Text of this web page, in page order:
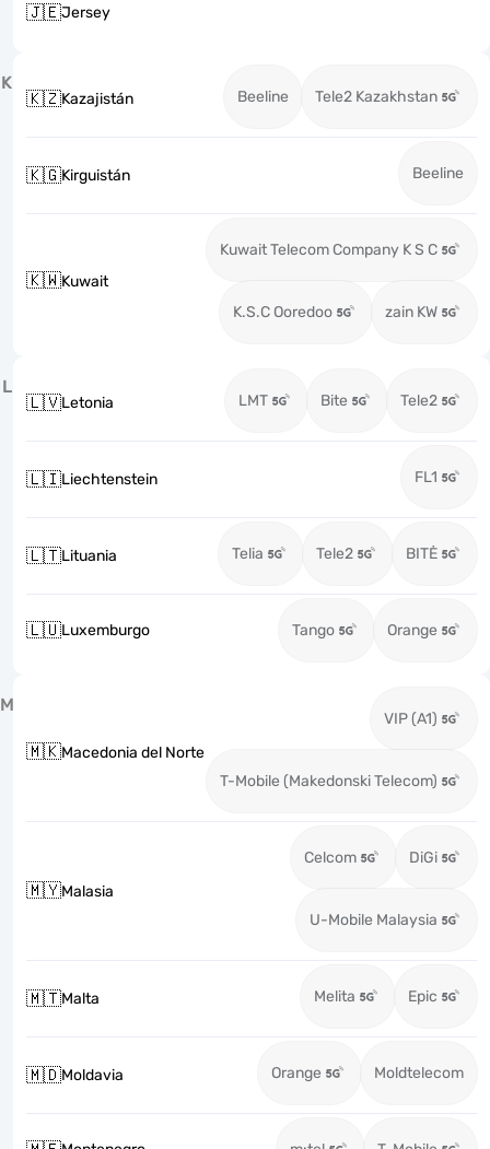
🇯🇪Jersey
K
🇰🇿Kazajistán Beeline Tele2 Kazakhstan
🇰🇬Kirguistán Beeline
🇰🇼Kuwait
Kuwait Telecom Company K S C
K.S.C Ooredoo zain KW
L
🇱🇻Letonia LMT Bite Tele2
🇱🇮Liechtenstein FL1
🇱🇹Lituania Telia Tele2 BITĖ
🇱🇺Luxemburgo Tango Orange
M
🇲🇰Macedonia del Norte
VIP (A1)
T-Mobile (Makedonski Telecom)
🇲🇾Malasia
Celcom DiGi
U-Mobile Malaysia
🇲🇹Malta Melita Epic
🇲🇩Moldavia Orange Moldtelecom